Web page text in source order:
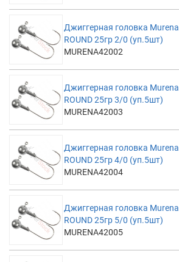
Джиггерная головка Murena
ROUND 25гр 2/0 (уп.5шт)
MURENA42002
Джиггерная головка Murena
ROUND 25гр 3/0 (уп.5шт)
MURENA42003
Джиггерная головка Murena
ROUND 25гр 4/0 (уп.5шт)
MURENA42004
Джиггерная головка Murena
ROUND 25гр 5/0 (уп.5шт)
MURENA42005